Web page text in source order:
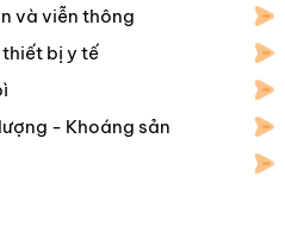
và viễn thông
bị y tế
- Khoáng sản